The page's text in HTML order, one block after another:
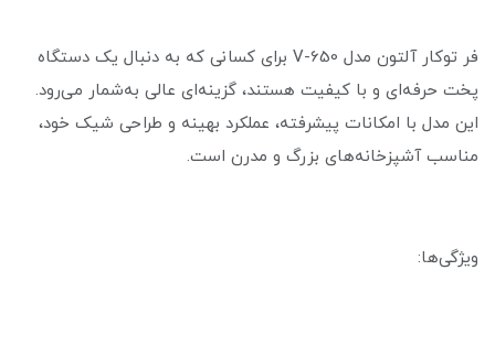
فر توکار آلتون مدل V-650 برای کسانی که به دنبال یک دستگاه
پخت حرفه‌ای و با کیفیت هستند، گزینه‌ای عالی به‌شمار می‌رود.
این مدل با امکانات پیشرفته، عملکرد بهینه و طراحی شیک خود،
مناسب آشپزخانه‌های بزرگ و مدرن است.
ویژگی‌ها: